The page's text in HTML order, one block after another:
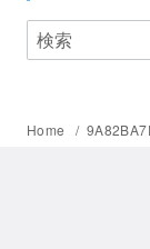
Home